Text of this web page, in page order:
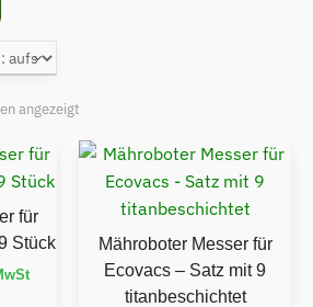
angezeigt
für
Stück
Mähroboter Messer für
Ecovacs – Satz mit 9
titanbeschichtet